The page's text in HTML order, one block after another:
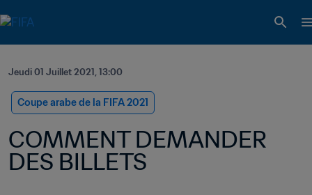
Jeudi 01 Juillet 2021, 13:00
Coupe arabe de la FIFA 2021
COMMENT DEMANDER
DES BILLETS